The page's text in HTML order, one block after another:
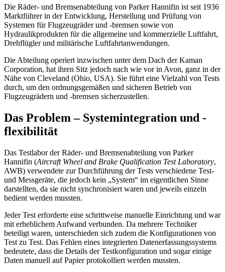
Die Räder- und Bremsenabteilung von Parker Hannifin ist seit 1936
Marktführer in der Entwicklung, Herstellung und Prüfung von
Systemen für Flugzeugräder und -bremsen sowie von
Hydraulikprodukten für die allgemeine und kommerzielle Luftfahrt,
Drehflügler und militärische Luftfahrtanwendungen.
Die Abteilung operiert inzwischen unter dem Dach der Kaman
Corporation, hat ihren Sitz jedoch nach wie vor in Avon, ganz in der
Nähe von Cleveland (Ohio, USA). Sie führt eine Vielzahl von Tests
durch, um den ordnungsgemäßen und sicheren Betrieb von
Flugzeugrädern und -bremsen sicherzustellen.
Das Problem – Systemintegration und -
flexibilität
Das Testlabor der Räder- und Bremsenabteilung von Parker
Hannifin (Aircraft Wheel and Brake Qualification Test Laboratory,
AWB) verwendete zur Durchführung der Tests verschiedene Test-
und Messgeräte, die jedoch kein „System“ im eigentlichen Sinne
darstellten, da sie nicht synchronisiert waren und jeweils einzeln
bedient werden mussten.
Jeder Test erforderte eine schrittweise manuelle Einrichtung und war
mit erheblichem Aufwand verbunden. Da mehrere Techniker
beteiligt waren, unterschieden sich zudem die Konfigurationen von
Test zu Test. Das Fehlen eines integrierten Datenerfassungssystems
bedeutete, dass die Details der Testkonfiguration und sogar einige
Daten manuell auf Papier protokolliert werden mussten.